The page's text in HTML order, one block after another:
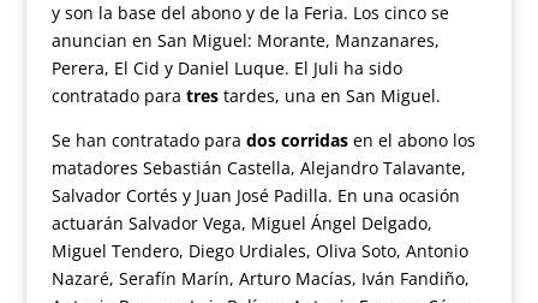
y son la base del abono y de la Feria. Los cinco se
anuncian en San Miguel: Morante, Manzanares,
Perera, El Cid y Daniel Luque. El Juli ha sido
contratado para trestardes, una en San Miguel.
Se han contratado para dos corridas en el abono los
matadores Sebastián Castella, Alejandro Talavante,
Salvador Cortés y Juan José Padilla. En una ocasión
actuarán Salvador Vega, Miguel Ángel Delgado,
Miguel Tendero, Diego Urdiales, Oliva Soto, Antonio
Nazaré, Serafín Marín, Arturo Macías, Iván Fandiño,